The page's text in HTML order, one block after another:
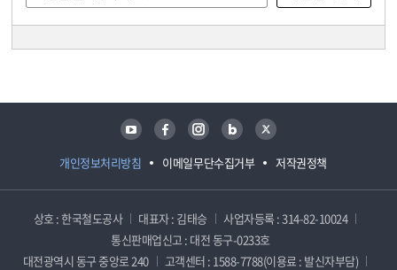
개인정보처리방침 이메일무단수집거부 저작권정책
유튜브 페이스북 인스타그램 블로그 트위터
상호 : 한국철도공사 대표자 : 김태승
사업자등록 : 314-82-10024
통신판매업신고 : 대전 동구-0233호
대전광역시 동구 중앙로 240
고객센터 : 1588-7788(이용료 : 발신자부담)